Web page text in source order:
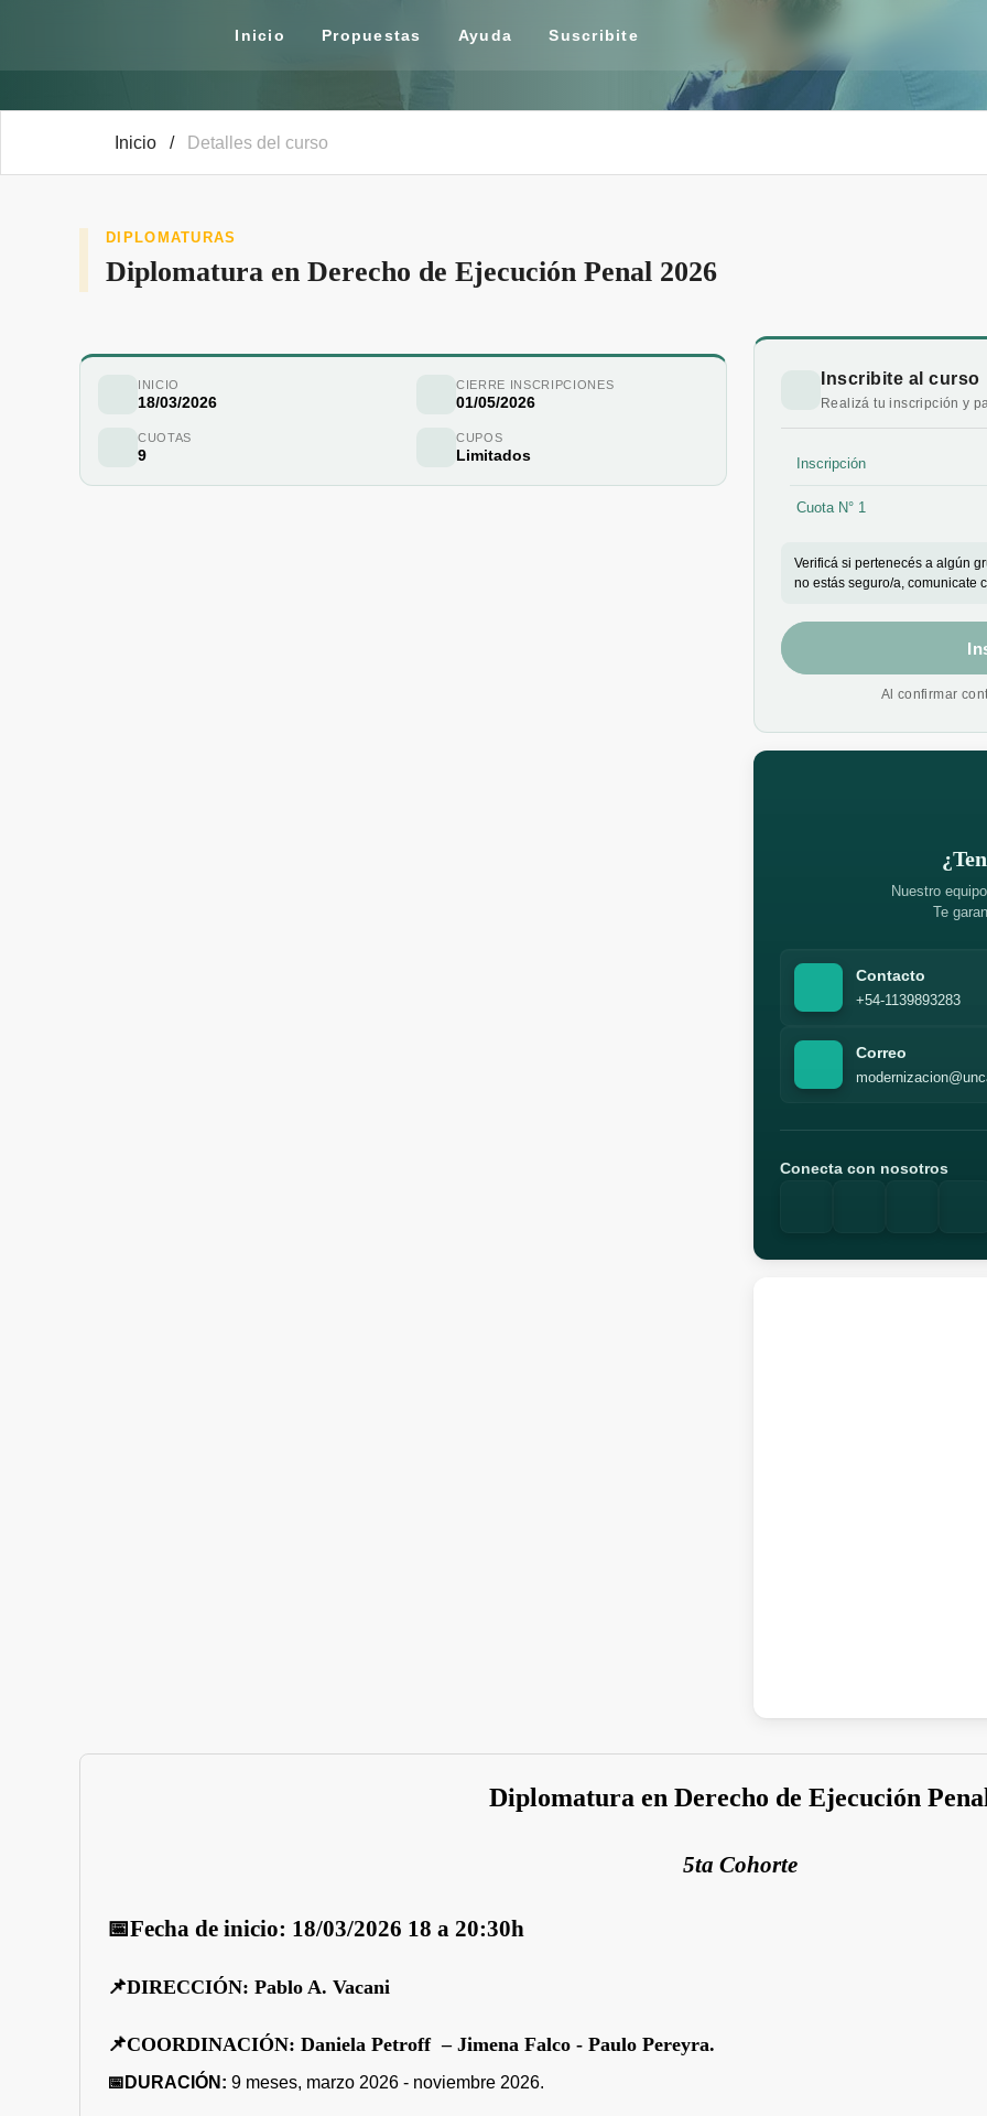
Inicio Propuestas Ayuda Suscribite
Inicio / Detalles del curso
DIPLOMATURAS
Diplomatura en Derecho de Ejecución Penal 2026
INICIO
18/03/2026
CIERRE INSCRIPCIONES
01/05/2026
CUOTAS
9
CUPOS
Limitados
Inscribite al curso
Realizá tu inscripción y
Inscripción
Cuota N° 1
Verificá si pertenecés a algún
no estás seguro/a, comunicate
Al confirmar
Nuestro
Te
Contacto
+54-1139893283
Correo
Conecta con nosotros
Diplomatura en Derecho de Ejecución
5ta Cohorte
📅Fecha de inicio: 18/03/2026 18 a 20:30h
📌DIRECCIÓN: Pablo A. Vacani
📌COORDINACIÓN: Daniela Petroff – Jimena Falco - Paulo Pereyra.
📅DURACIÓN: 9 meses, marzo 2026 - noviembre 2026.